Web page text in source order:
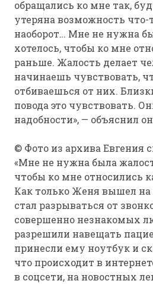
обращались ко мне так,
утеряна возможность что-
наоборот… Мне не нужна
хотелось, чтобы ко мне
раньше. Жалость делает
начинаешь чувствовать,
отбиваешься от них.
повода это чувствовать.
надобности», — объяснил
© Фото из архива Евгения
«Мне не нужна была
чтобы ко мне относились
Как только Женя вышел на
стал разрываться от
совершенно незнакомых
разрешили навещать
принесли ему ноутбук и
что происходит в
в соцсети, на новостных